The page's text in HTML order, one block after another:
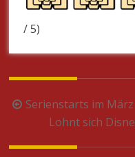
/ 5)
Beitragsnavigation
Serienstarts im März
Lohnt sich